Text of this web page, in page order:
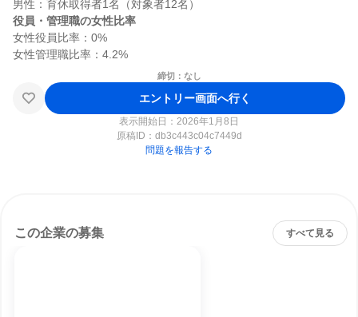
役員・管理職の女性比率
女性役員比率：0%
締切：なし
エントリー画面へ行く
表示開始日：2026年1月8日
原稿ID： db3c443c04c7449d
問題を報告する
この企業の募集 すべて見る